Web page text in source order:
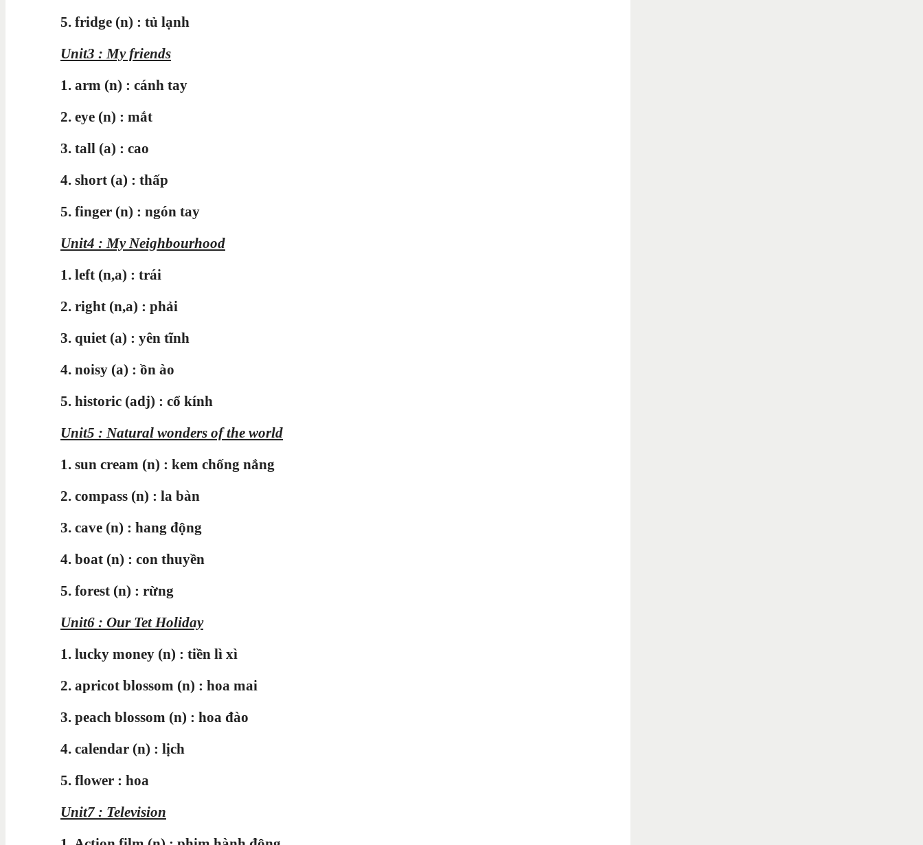
5. fridge (n) : tủ lạnh
Unit3 : My friends
1. arm (n) : cánh tay
2. eye (n) : mắt
3. tall (a) : cao
4. short (a) : thấp
5. finger (n) : ngón tay
Unit4 : My Neighbourhood
1. left (n,a) : trái
2. right (n,a) : phải
3. quiet (a) : yên tĩnh
4. noisy (a) : ồn ào
5. historic (adj) : cổ kính
Unit5 : Natural wonders of the world
1. sun cream (n) : kem chống nắng
2. compass (n) : la bàn
3. cave (n) : hang động
4. boat (n) : con thuyền
5. forest (n) : rừng
Unit6 : Our Tet Holiday
1. lucky money (n) : tiền lì xì
2. apricot blossom (n) : hoa mai
3. peach blossom (n) : hoa đào
4. calendar (n) : lịch
5. flower : hoa
Unit7 : Television